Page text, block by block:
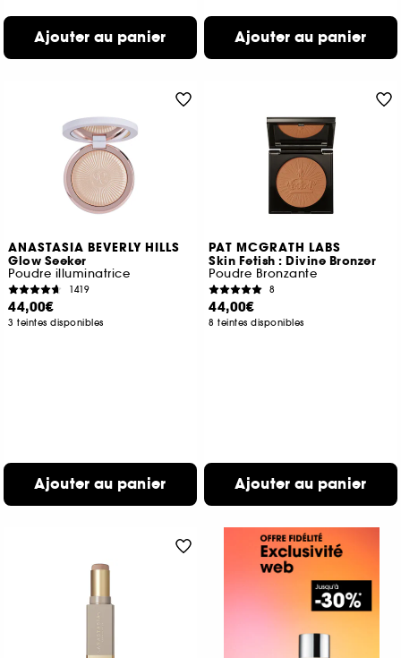
Ajouter au panier Ajouter au panier
ANASTASIA BEVERLY HILLS
Glow Seeker
Poudre illuminatrice
1419
44,00€
3 teintes disponibles
Ajouter au panier
PAT MCGRATH LABS
Skin Fetish : Divine Bronzer
Poudre Bronzante
8
44,00€
8 teintes disponibles
Ajouter au panier